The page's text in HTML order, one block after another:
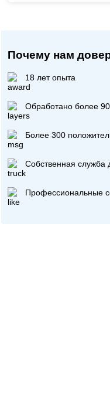
Почему нам
18 лет опыта
Обработано более 90
Более 300
Собственная служба
Профессиональные